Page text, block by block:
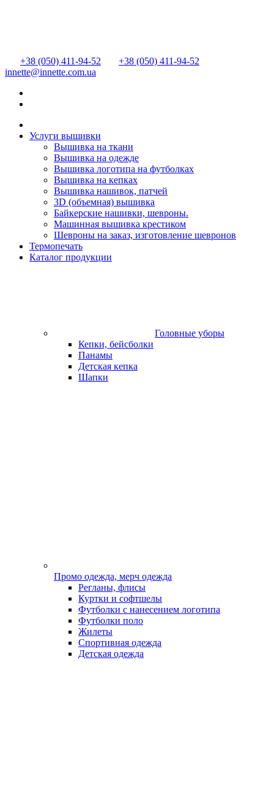
+38 (050) 411-94-52
+38 (050) 411-94-52
innette@innette.com.ua
Услуги вышивки
Вышивка на ткани
Вышивка на одежде
Вышивка логотипа на футболках
Вышивка на кепках
Вышивка нашивок, патчей
3D (объемная) вышивка
Байкерские нашивки, шевроны.
Машинная вышивка крестиком
Шевроны на заказ, изготовление шевронов
Термопечать
Каталог продукции
Головные уборы
Кепки, бейсболки
Панамы
Детская кепка
Шапки
Промо одежда, мерч одежда
Регланы, флисы
Куртки и софтшелы
Футболки с нанесением логотипа
Футболки поло
Жилеты
Спортивная одежда
Детская одежда